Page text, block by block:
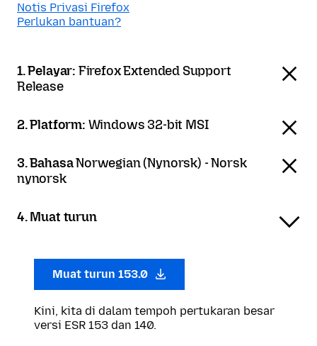
Notis Privasi Firefox
Perlukan bantuan?
1. Pelayar: Firefox Extended Support
Release
2. Platform: Windows 32-bit MSI
3. BahasaNorwegian (Nynorsk) - Norsk
nynorsk
4. Muat turun
Muat turun 153.0
Kini, kita di dalam tempoh pertukaran besar
versi ESR 153 dan 140.